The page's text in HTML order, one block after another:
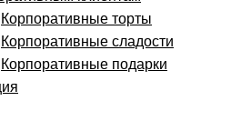
Корпоративные торты
Корпоративные сладости
Корпоративные подарки